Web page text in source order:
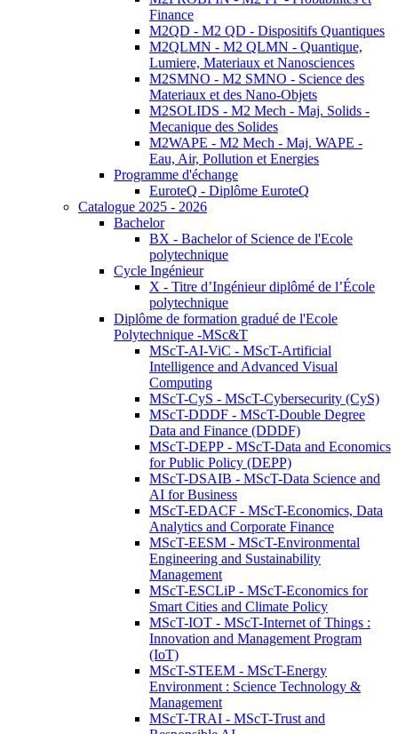
Finance
M2QD - M2 QD - Dispositifs Quantiques
M2QLMN - M2 QLMN - Quantique,
Lumiere, Materiaux et Nanosciences
M2SMNO - M2 SMNO - Science des
Materiaux et des Nano-Objets
M2SOLIDS - M2 Mech - Maj. Solids -
Mecanique des Solides
M2WAPE - M2 Mech - Maj. WAPE -
Eau, Air, Pollution et Energies
Programme d'échange
EuroteQ - Diplôme EuroteQ
Catalogue 2025 - 2026
Bachelor
BX - Bachelor of Science de l'Ecole
polytechnique
Cycle Ingénieur
X - Titre d’Ingénieur diplômé de l’École
polytechnique
Diplôme de formation gradué de l'Ecole
Polytechnique -MSc&T
MScT-AI-ViC - MScT-Artificial
Intelligence and Advanced Visual
Computing
MScT-CyS - MScT-Cybersecurity (CyS)
MScT-DDDF - MScT-Double Degree
Data and Finance (DDDF)
MScT-DEPP - MScT-Data and Economics
for Public Policy (DEPP)
MScT-DSAIB - MScT-Data Science and
AI for Business
MScT-EDACF - MScT-Economics, Data
Analytics and Corporate Finance
MScT-EESM - MScT-Environmental
Engineering and Sustainability
Management
MScT-ESCLiP - MScT-Economics for
Smart Cities and Climate Policy
MScT-IOT - MScT-Internet of Things :
Innovation and Management Program
(IoT)
MScT-STEEM - MScT-Energy
Environment : Science Technology &
Management
MScT-TRAI - MScT-Trust and